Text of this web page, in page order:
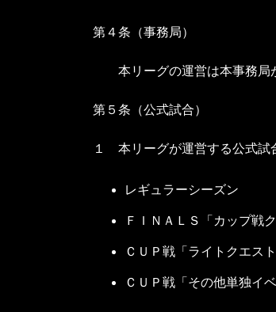
第４条（事務局）
本リーグの運営は本事務局
第５条（公式試合）
１ 本リーグが運営する公式試
レギュラーシーズン
ＦＩＮＡＬＳ「カップ戦ク
ＣＵＰ戦「ライトクエスト
ＣＵＰ戦「その他単独イベ